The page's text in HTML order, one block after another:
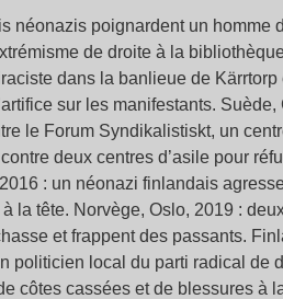
néonazis poignardent un homme
de droite à la
dans la banlieue de
sur les manifestants.
le Forum Syndikalistiskt, un
deux centres d’asile pour
: un néonazi finlandais
la tête. Norvège, Oslo, 2019 :
et frappent des passants.
politicien local du parti radical de
côtes cassées et de blessures à